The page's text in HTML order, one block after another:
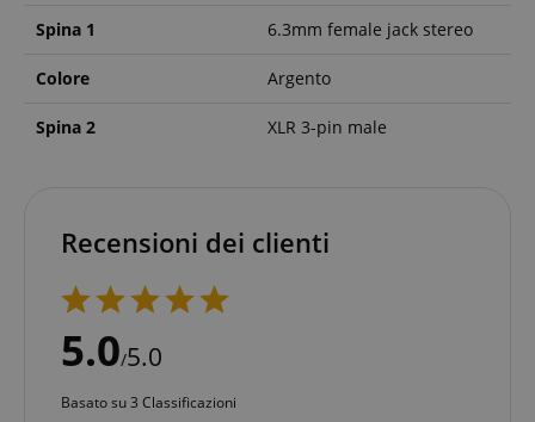
Spina 1 6.3mm female jack stereo
Colore Argento
Spina 2 XLR 3-pin male
Recensioni dei clienti
5.0/5.0
Basato su 3 Classificazioni